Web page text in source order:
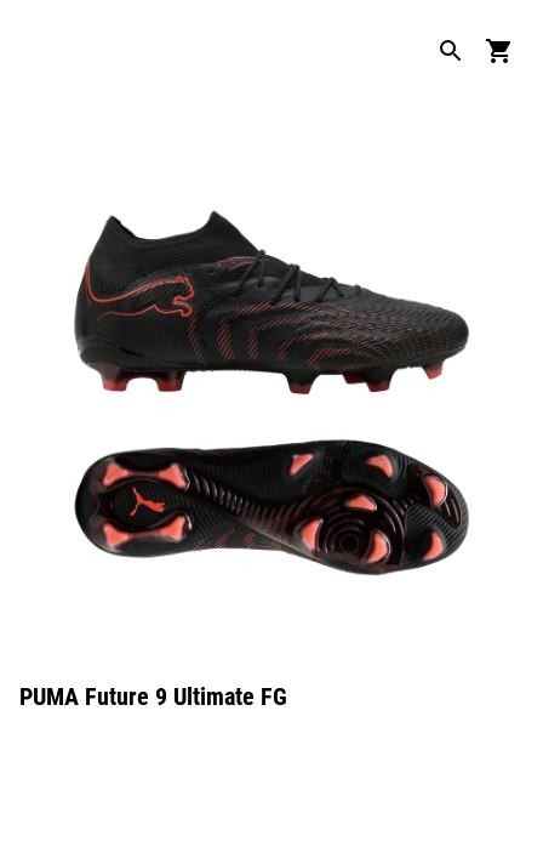
PUMA Future 9 Ultimate FG